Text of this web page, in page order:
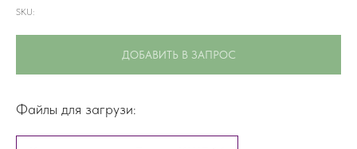
SKU:
ДОБАВИТЬ В ЗАПРОС
Файлы для загрузи: